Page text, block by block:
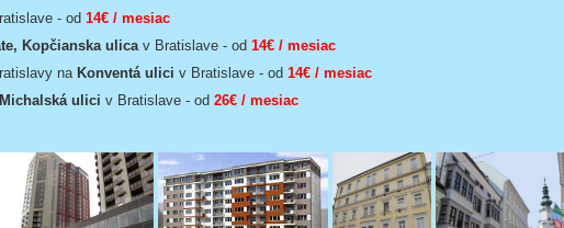
- od 14€ / mesiac
Kopčianska ulicav Bratislave - od 14€ / mesiac
na Konventá ulici v Bratislave - od 14€ / mesiac
Michalská ulici v Bratislave - od 26€ / mesiac